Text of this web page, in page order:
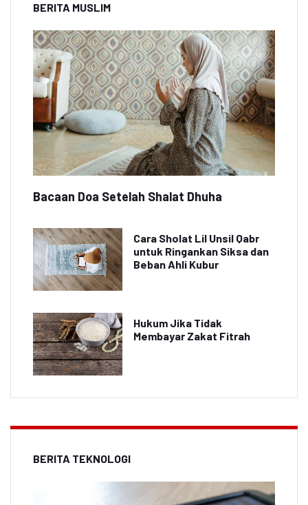
BERITA MUSLIM
Bacaan Doa Setelah Shalat Dhuha
Cara Sholat Lil Unsil Qabr
untuk Ringankan Siksa dan
Beban Ahli Kubur
Hukum Jika Tidak
Membayar Zakat Fitrah
BERITA TEKNOLOGI